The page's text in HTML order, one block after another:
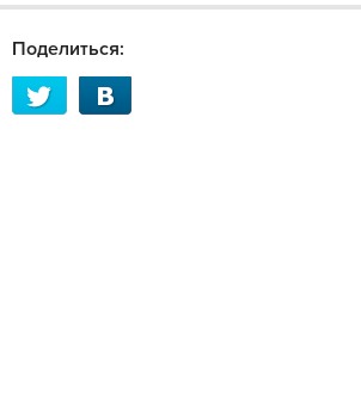
Поделиться: